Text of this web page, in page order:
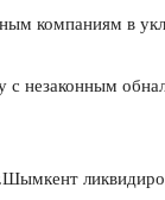
компаниям в
незаконным